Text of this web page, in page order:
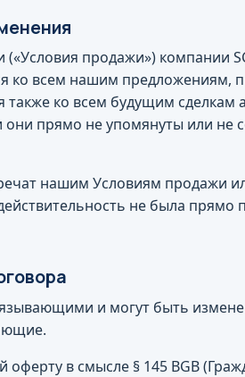
продажи») компании
ко всем нашим предложениям,
ко всем будущим сделкам
прямо не упомянуты или не
нашим Условиям продажи
не была прямо
и могут быть
оферту в смысле § 145 BGB